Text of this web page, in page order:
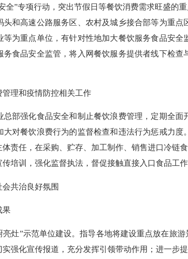
”专项行动，突出节假日等餐饮消费需求旺盛的
头和高速公路服务区、农村及城乡接合部等为重
为重点单位，有针对性地加大餐饮服务食品安
务食品安全监管，将入网餐饮服务提供者线下检
理和疫情防控相关工作
强化食品安全和制止餐饮浪费管理，定期全面
对餐饮浪费行为的监督检查和违法行为惩戒力
责任，在采购、贮存、加工制作、销售进口冷链
培训，强化监督执法，督促接触直接入口食品工
共治良好氛围
果
”示范单位建设。指导各地将建设重点放在旅
强化宣传报道，充分发挥引领带动作用；进一步